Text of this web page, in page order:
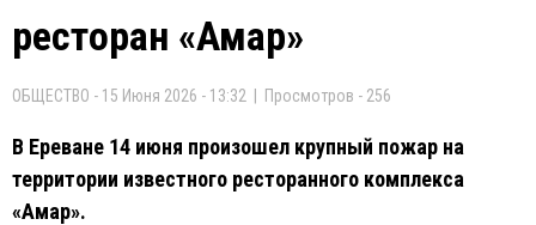
ресторан «Амар»
ОБЩЕСТВО - 15 Июня 2026 - 13:32 | Просмотров - 256
В Ереване 14 июня произошел крупный пожар на
территории известного ресторанного комплекса
«Амар».